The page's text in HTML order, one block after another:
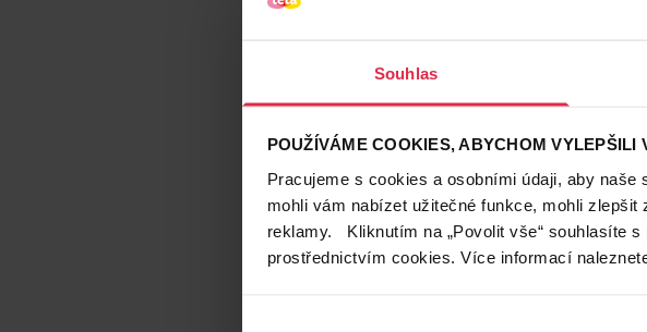
Souhlas
POUŽÍVÁME COOKIES, ABYCHOM VYLEPŠILI
Pracujeme s cookies a osobními údaji, aby
mohli vám nabízet užitečné funkce, mohli
reklamy. Kliknutím na „Povolit vše“ souhlasíte
prostřednictvím cookies. Více informací